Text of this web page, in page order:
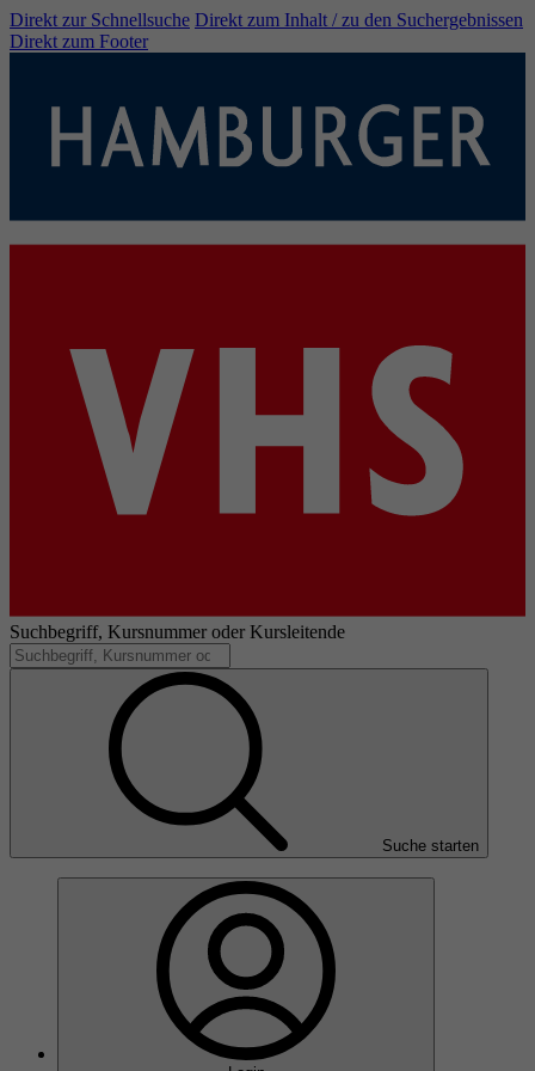
Direkt zur Schnellsuche Direkt zum Inhalt / zu den Suchergebnissen
Direkt zum Footer
Suchbegriff, Kursnummer oder Kursleitende
Suche starten